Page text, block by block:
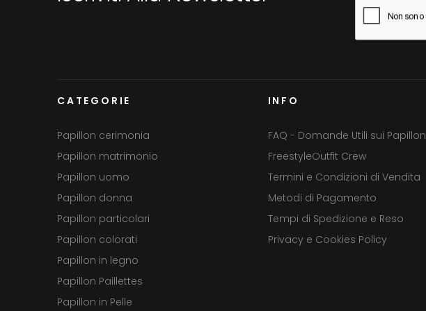
CATEGORIE
Papillon cerimonia
Papillon matrimonio
Papillon uomo
Papillon donna
Papillon particolari
Papillon colorati
Papillon in legno
Papillon Paillettes
Papillon in Pelle
INFO
FAQ - Domande Utili sui Papillon
FreestyleOutfit Crew
Termini e Condizioni di Vendita
Metodi di Pagamento
Tempi di Spedizione e Reso
Privacy e Cookies Policy